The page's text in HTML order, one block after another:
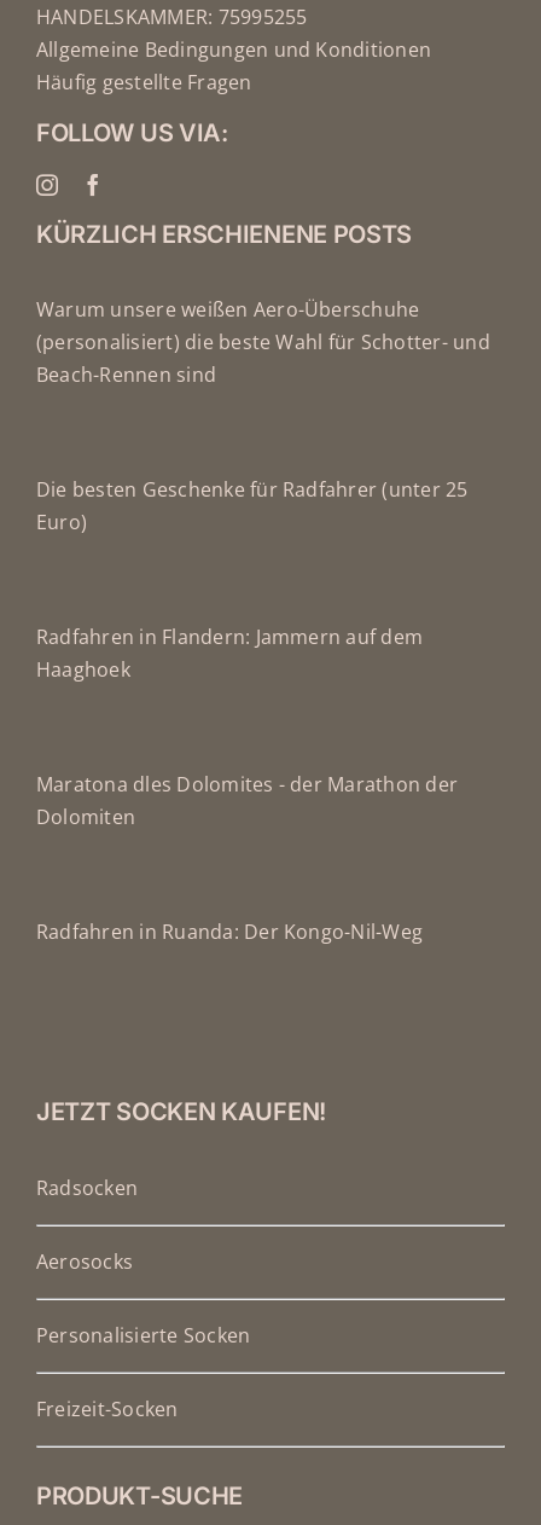
HANDELSKAMMER: 75995255
Allgemeine Bedingungen und Konditionen
Häufig gestellte Fragen
FOLLOW US VIA:
KÜRZLICH ERSCHIENENE POSTS
Warum unsere weißen Aero-Überschuhe
(personalisiert) die beste Wahl für Schotter- und
Beach-Rennen sind
Die besten Geschenke für Radfahrer (unter 25
Euro)
Radfahren in Flandern: Jammern auf dem
Haaghoek
Maratona dles Dolomites - der Marathon der
Dolomiten
Radfahren in Ruanda: Der Kongo-Nil-Weg
JETZT SOCKEN KAUFEN!
Radsocken
Aerosocks
Personalisierte Socken
Freizeit-Socken
PRODUKT-SUCHE